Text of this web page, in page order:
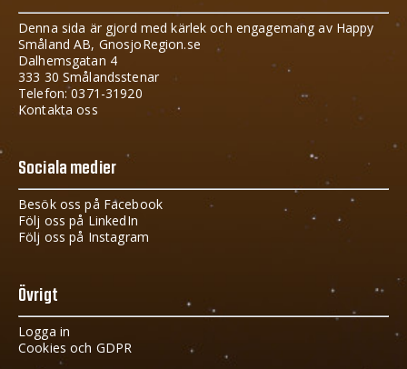
Denna sida är gjord med kärlek och engagemang av Happy
Småland AB, GnosjoRegion.se
Dalhemsgatan 4
333 30 Smålandsstenar
Telefon: 0371-31920
Kontakta oss
Sociala medier
Besök oss på Facebook
Följ oss på LinkedIn
Följ oss på Instagram
Övrigt
Logga in
Cookies och GDPR